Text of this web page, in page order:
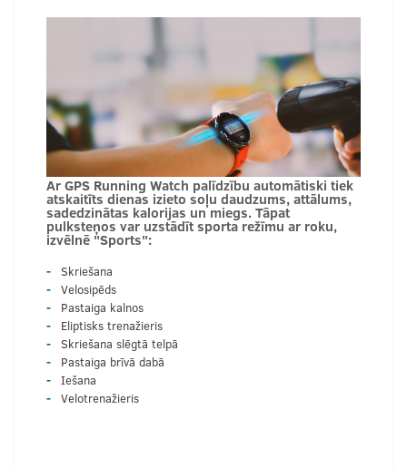
Ar GPS Running Watch palīdzību automātiski tiek
atskaitīts dienas izieto soļu daudzums, attālums,
sadedzinātas kalorijas un miegs. Tāpat
pulksteņos var uzstādīt sporta režīmu ar roku,
izvēlnē "Sports":
Skriešana
Velosipēds
Pastaiga kalnos
Eliptisks trenažieris
Skriešana slēgtā telpā
Pastaiga brīvā dabā
Iešana
Velotrenažieris